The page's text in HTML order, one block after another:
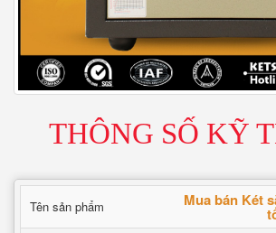
THÔNG SỐ KỸ
Tên sản phẩm Mua bán Két